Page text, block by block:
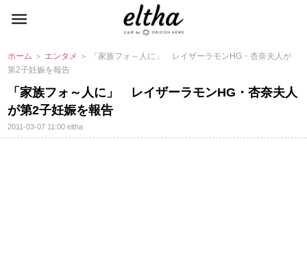
ホーム ＞ エンタメ ＞ 「家族フォ～人に」 レイザーラモンHG・杏奈夫人が
第2子妊娠を報告
「家族フォ～人に」 レイザーラモンHG・杏奈夫人
が第2子妊娠を報告
2011-03-07 11:00eltha